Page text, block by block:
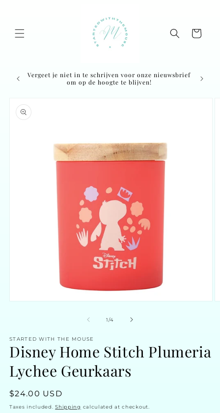
Cart
Vergeet je niet in te schrijven voor onze nieuwsbrief
om op de hoogte te blijven!
product
information
1/of
4
STARTED WITH THE MOUSE
Disney Home Stitch Plumeria
Lychee Geurkaars
Regular
price
$24.00 USD
Taxes included.Shipping calculated at checkout.